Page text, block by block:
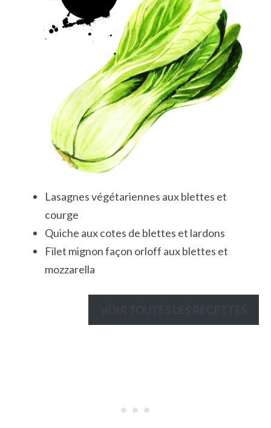
Lasagnes végétariennes aux blettes et
courge
Quiche aux cotes de blettes et lardons
Filet mignon façon orloff aux blettes et
mozzarella
VOIR TOUTES LES RECETTES